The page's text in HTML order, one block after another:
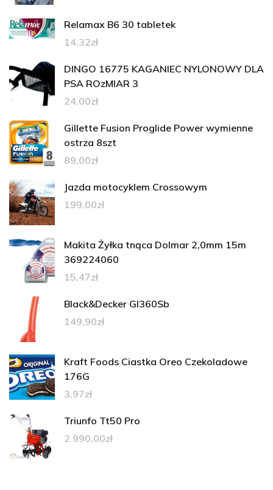
Relamax B6 30 tabletek
14,32zł
DINGO 16775 KAGANIEC NYLONOWY DLA
PSA ROzMIAR 3
24,00zł
Gillette Fusion Proglide Power wymienne
ostrza 8szt
89,00zł
Jazda motocyklem Crossowym
199,00zł
Makita Żyłka tnąca Dolmar 2,0mm 15m
369224060
15,47zł
Black&Decker Gl360Sb
149,90zł
Kraft Foods Ciastka Oreo Czekoladowe
176G
3,97zł
Triunfo Tt50 Pro
2 990,00zł